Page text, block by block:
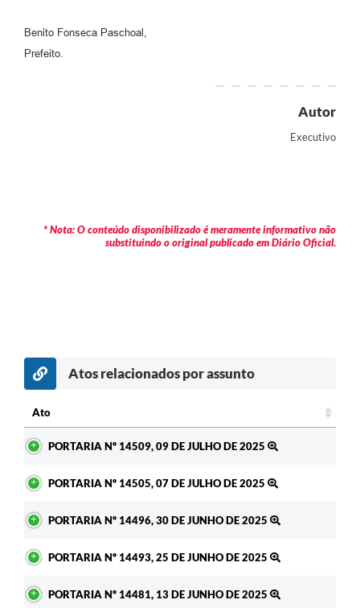
Benito Fonseca Paschoal,
Prefeito.
Autor
Executivo
* Nota: O conteúdo disponibilizado é meramente informativo não
substituindo o original publicado em Diário Oficial.
Atos relacionados por assunto
Ato
PORTARIA Nº 14509, 09 DE JULHO DE 2025
PORTARIA Nº 14505, 07 DE JULHO DE 2025
PORTARIA Nº 14496, 30 DE JUNHO DE 2025
PORTARIA Nº 14493, 25 DE JUNHO DE 2025
PORTARIA Nº 14481, 13 DE JUNHO DE 2025